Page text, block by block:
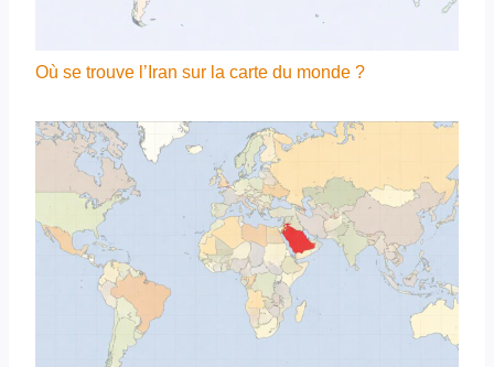
Où se trouve l’Iran sur la carte du monde ?